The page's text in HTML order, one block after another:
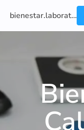
bienestar.laboratoriocliniconsb.com